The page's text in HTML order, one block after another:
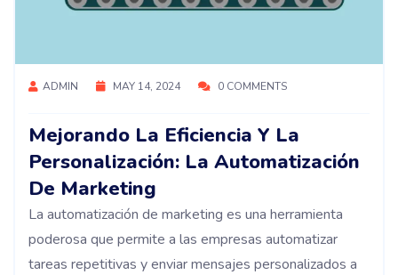
ADMIN MAY 14, 2024 0 COMMENTS
Mejorando La Eficiencia Y La
Personalización: La Automatización
De Marketing
La automatización de marketing es una herramienta
poderosa que permite a las empresas automatizar
tareas repetitivas y enviar mensajes personalizados a